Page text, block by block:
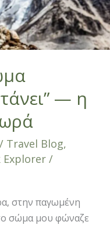
— η
/ Travel Blog,
Explorer /
στην παγωμένη
σώμα μου φώναζε